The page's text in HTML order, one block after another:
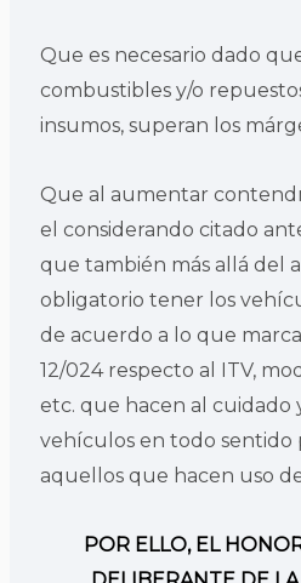
Que es necesario dado
combustibles y/o
insumos, superan los
Que al aumentar
el considerando citado
que también más allá del
obligatorio tener los
de acuerdo a lo que
12/024 respecto al ITV,
etc. que hacen al cuidado
vehículos en todo sentido
aquellos que hacen uso
POR ELLO, EL